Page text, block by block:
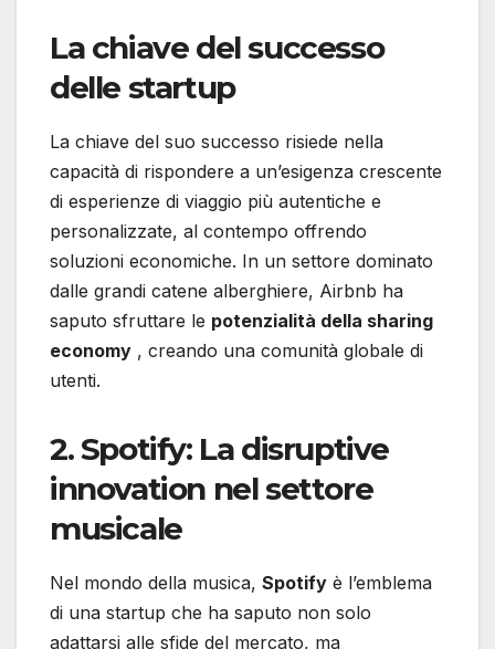
La chiave del successo
delle startup
La chiave del suo successo risiede nella
capacità di rispondere a un’esigenza crescente
di esperienze di viaggio più autentiche e
personalizzate, al contempo offrendo
soluzioni economiche. In un settore dominato
dalle grandi catene alberghiere, Airbnb ha
saputo sfruttare le potenzialità della sharing
economy , creando una comunità globale di
utenti.
2. Spotify: La disruptive
innovation nel settore
musicale
Nel mondo della musica, Spotify è l’emblema
di una startup che ha saputo non solo
adattarsi alle sfide del mercato, ma